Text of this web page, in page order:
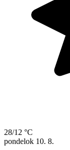
28/12 °C
pondelok 10. 8.